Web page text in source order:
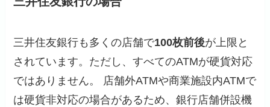
三井住友銀行も多くの店舗で100枚前後が上限と
されています。ただし、すべてのATMが硬貨対応
ではありません。 店舗外ATMや商業施設内ATMで
は硬貨非対応の場合があるため、銀行店舗併設機